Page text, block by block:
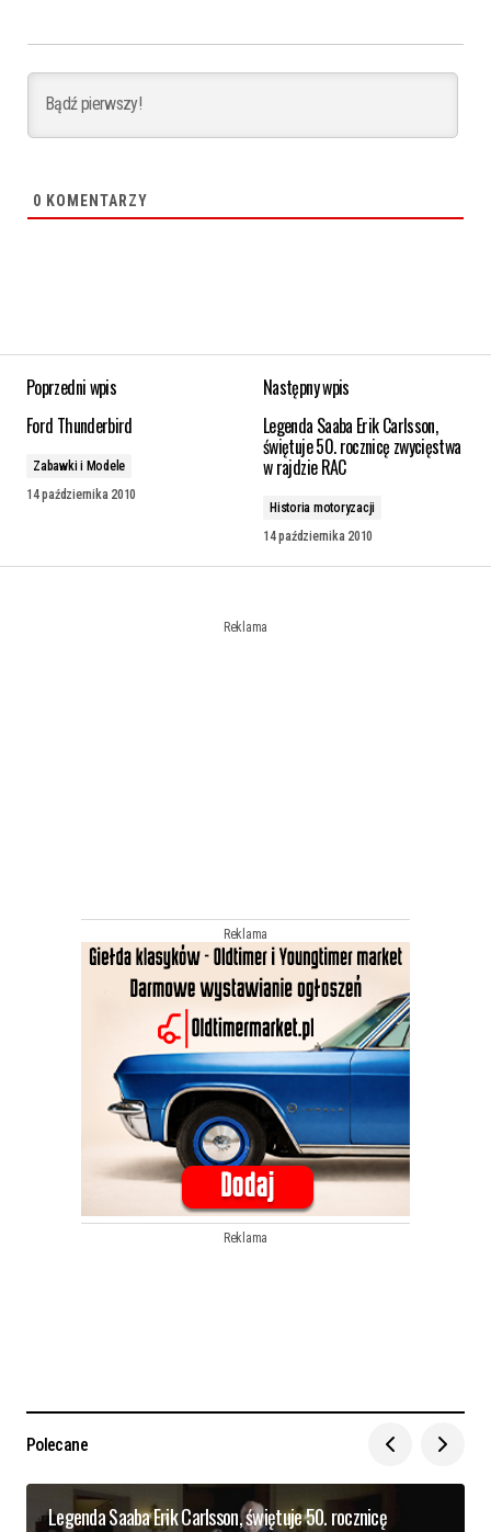
0 KOMENTARZY
Poprzedni wpis
Ford Thunderbird
Zabawki i Modele
14 października 2010
Następny wpis
Legenda Saaba Erik Carlsson,
świętuje 50. rocznicę zwycięstwa
w rajdzie RAC
Historia motoryzacji
14 października 2010
Reklama
Reklama
Reklama
Polecane
Legenda Saaba Erik Carlsson, świętuje 50. rocznicę